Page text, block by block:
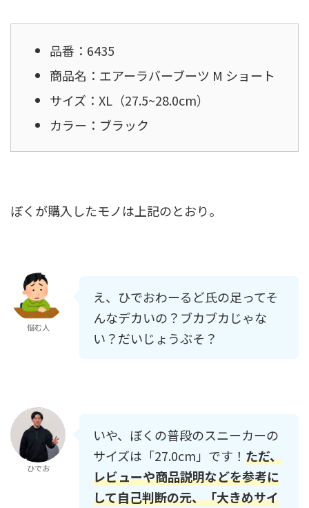
品番：6435
商品名：エアーラバーブーツ M ショート
サイズ：XL（27.5~28.0cm）
カラー：ブラック
ぼくが購入したモノは上記のとおり。
悩む人
え、ひでおわーるど氏の足ってそ
んなデカいの？ブカブカじゃな
い？だいじょうぶそ？
ひでお
いや、ぼくの普段のスニーカーの
サイズは「27.0cm」です！ ただ、
レビューや商品説明などを参考に
して自己判断の元、「大きめサイ